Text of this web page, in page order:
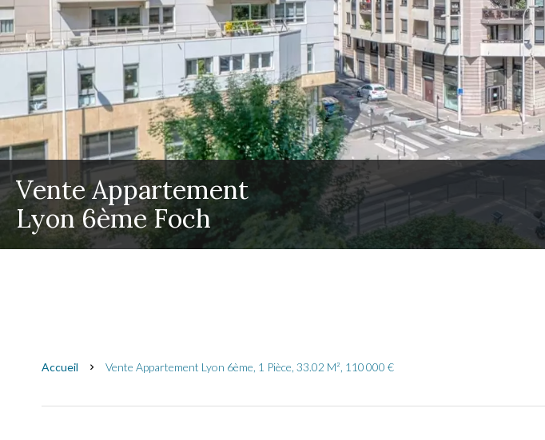
Vente Appartement
Lyon 6ème Foch
Accueil Vente Appartement Lyon 6ème, 1 Pièce, 33.02 M², 110 000 €